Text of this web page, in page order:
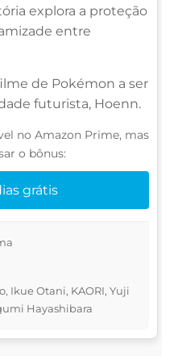
explora a proteção
entre
de Pokémon a ser
futurista, Hoenn.
no Amazon Prime, mas
o bônus:
grátis
Ikue Otani, KAORI, Yuji
Hayashibara